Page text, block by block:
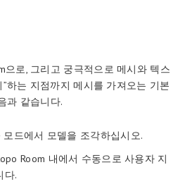
으로, 그리고 궁극적으로 메시와 텍스
하는 지점까지 메시를 가져오는 기본
과 같습니다.
모드에서 모델을 조각하십시오.
Room 내에서 수동으로 사용자 지
다.